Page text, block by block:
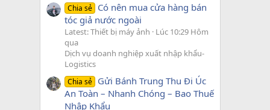
Chia sẻ Có nên mua cửa hàng bán
tóc giả nước ngoài
Latest: Thiết bị máy ảnh
Lúc 10:29 Hôm
qua
Dịch vụ doanh nghiệp xuất nhập khẩu-
Logistics
Chia sẻ Gửi Bánh Trung Thu Đi Úc
An Toàn – Nhanh Chóng – Bao Thuế
Nhập Khẩu